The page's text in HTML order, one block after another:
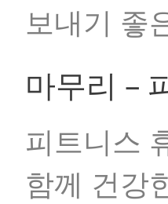
보내기 좋
마무리 –
피트니스
함께 건강